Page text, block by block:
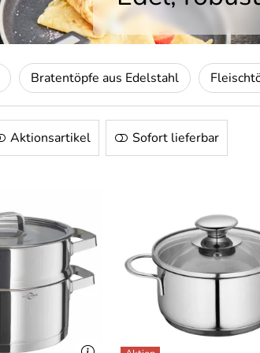
Bratentöpfe aus Edelstahl
Aktionsartikel Sofort lieferbar